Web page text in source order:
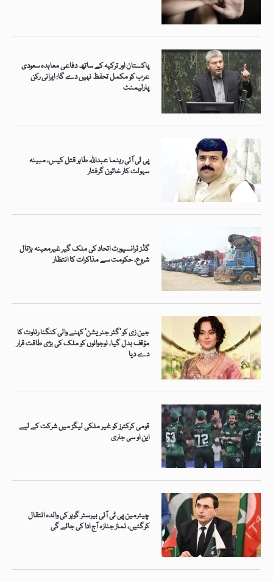
پاکستان اور ترکیہ کے ساتھ دفاعی معاہدہ سعودی
عرب کو مکمل تحفظ نہیں دے گا: ایرانی رکن
پارلیمنٹ
پی ٹی آئی رہنما عبداللہ طاہر قتل کیس، مبینہ
سہولت کار خاتون گرفتار
گڈز ٹرانسپورٹ اتحاد کی ملک گیر غیرمعینہ ہڑتال
شروع، حکومت سے مذاکرات کا انتظار
جین زی کو ’گٹر جنریشن‘ کہنے والی کنگنا رناوت کا
مؤقف بدل گیا، نوجوانوں کو ملک کی بڑی طاقت قرار
دے دیا
قومی کرکٹرز کو غیر ملکی لیگز میں شرکت کے لیے
این او سی جاری
چیئرمین پی ٹی آئی بیرسٹر گوہر کی والدہ انتقال
کرگئیں، نماز جنازہ آج ادا کی جائے گی